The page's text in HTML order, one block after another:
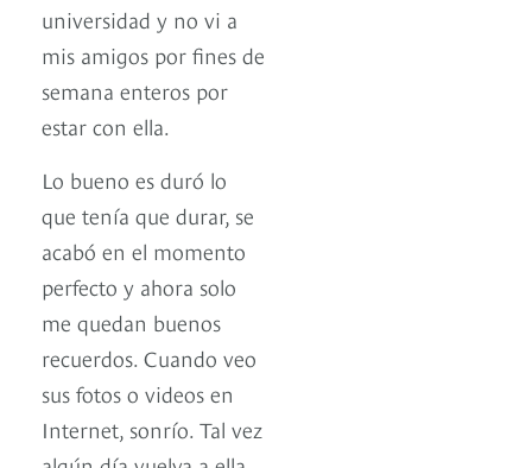
universidad y no vi a
mis amigos por fines de
semana enteros por
estar con ella.
Lo bueno es duró lo
que tenía que durar, se
acabó en el momento
perfecto y ahora solo
me quedan buenos
recuerdos. Cuando veo
sus fotos o videos en
Internet, sonrío. Tal vez